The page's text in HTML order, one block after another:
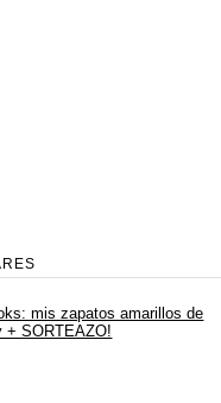
mis zapatos amarillos de
+ SORTEAZO!